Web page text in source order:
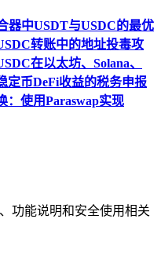
器中USDT与USDC的最优
转账中的地址投毒攻
在以太坊、Solana、
定币DeFi收益的税务申报
：使用Paraswap实现
功能说明和安全使用相关